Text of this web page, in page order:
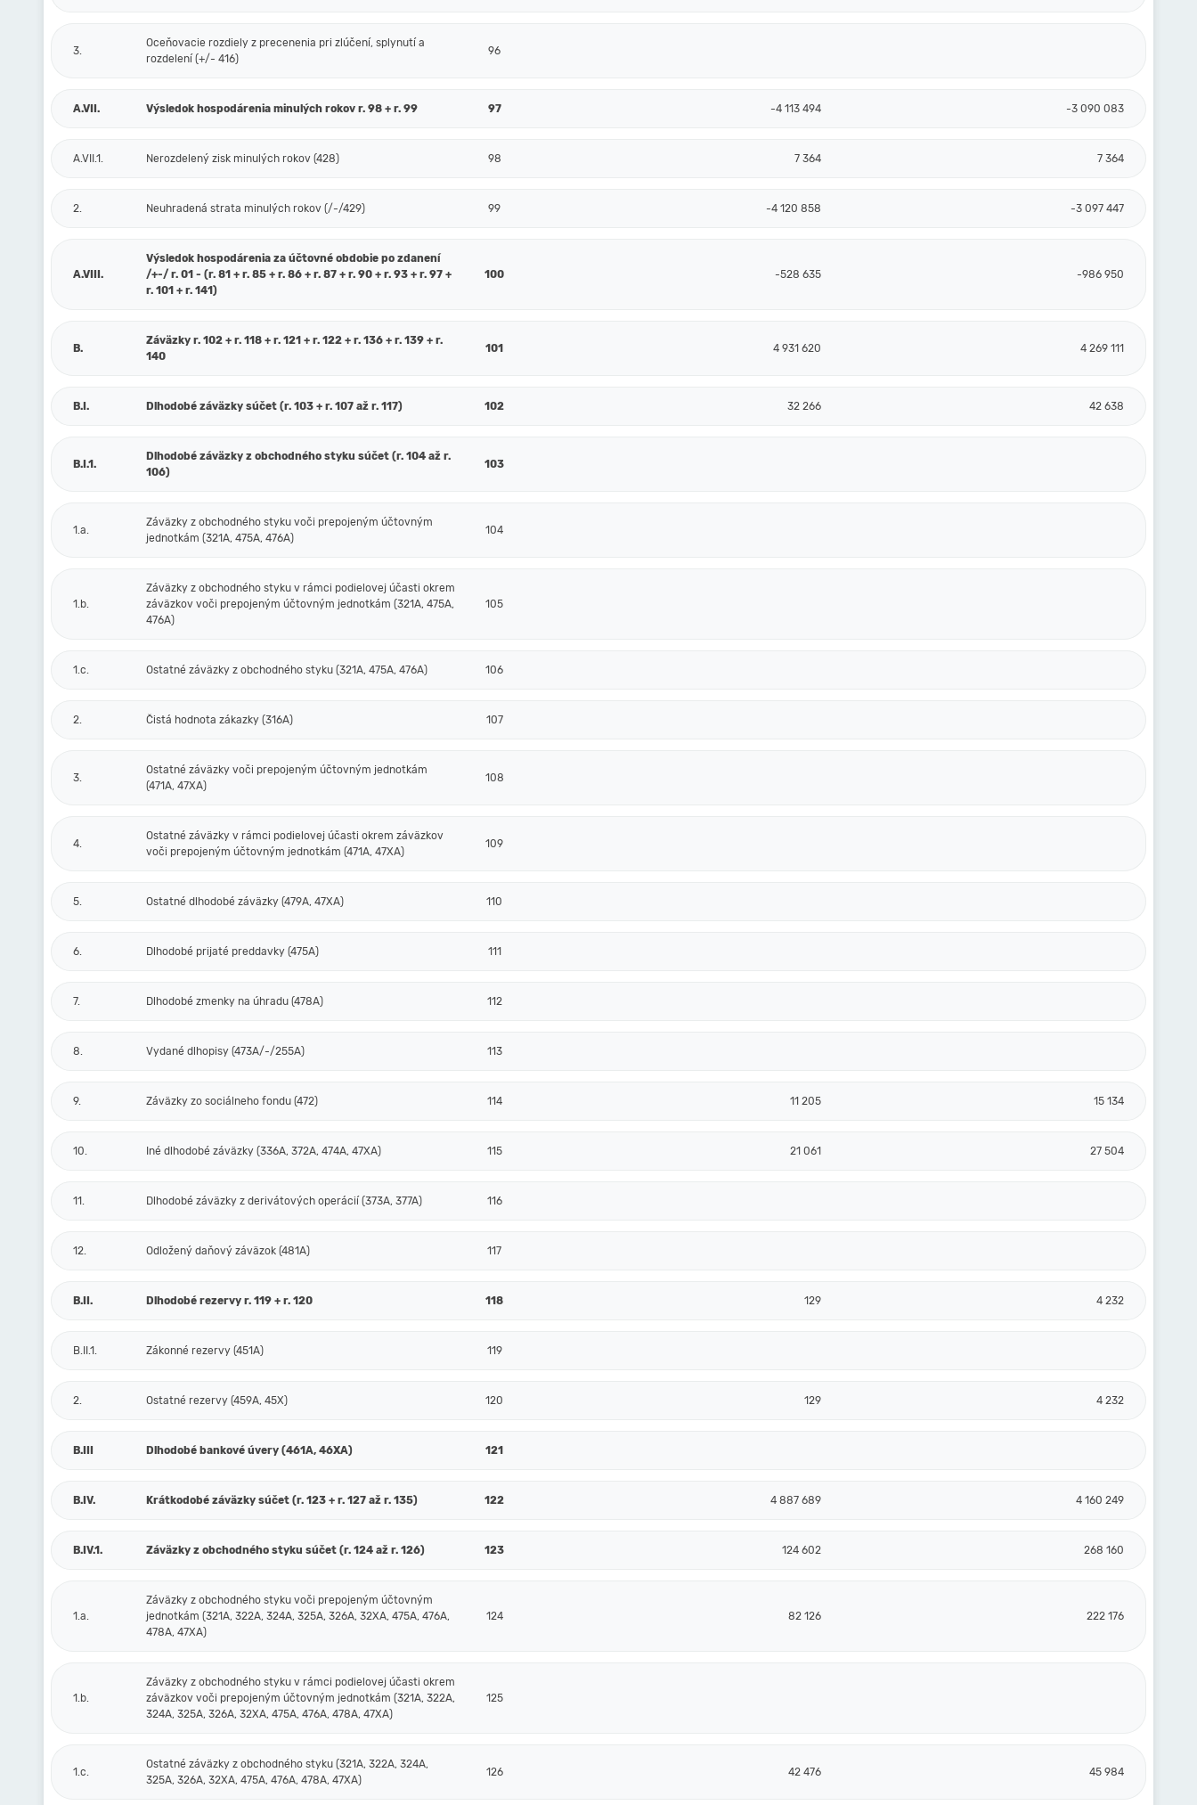
3.
Oceňovacie rozdiely z precenenia pri zlúčení, splynutí a
rozdelení (+/- 416)
96
A.VII. Výsledok hospodárenia minulých rokov r. 98 + r. 99 97 -4 113 494 -3 090 083
A.VII.1. Nerozdelený zisk minulých rokov (428) 98 7 364 7 364
2. Neuhradená strata minulých rokov (/-/429) 99 -4 120 858 -3 097 447
A.VIII.
Výsledok hospodárenia za účtovné obdobie po zdanení
/+-/ r. 01 - (r. 81 + r. 85 + r. 86 + r. 87 + r. 90 + r. 93 + r. 97 +
r. 101 + r. 141)
100 -528 635 -986 950
B.
Záväzky r. 102 + r. 118 + r. 121 + r. 122 + r. 136 + r. 139 + r.
140
101 4 931 620 4 269 111
B.I. Dlhodobé záväzky súčet (r. 103 + r. 107 až r. 117) 102 32 266 42 638
B.I.1.
Dlhodobé záväzky z obchodného styku súčet (r. 104 až r.
106)
103
1.a.
Záväzky z obchodného styku voči prepojeným účtovným
jednotkám (321A, 475A, 476A)
104
1.b.
Záväzky z obchodného styku v rámci podielovej účasti okrem
záväzkov voči prepojeným účtovným jednotkám (321A, 475A,
476A)
105
1.c. Ostatné záväzky z obchodného styku (321A, 475A, 476A) 106
2. Čistá hodnota zákazky (316A) 107
3.
Ostatné záväzky voči prepojeným účtovným jednotkám
(471A, 47XA)
108
4.
Ostatné záväzky v rámci podielovej účasti okrem záväzkov
voči prepojeným účtovným jednotkám (471A, 47XA)
109
5. Ostatné dlhodobé záväzky (479A, 47XA) 110
6. Dlhodobé prijaté preddavky (475A) 111
7. Dlhodobé zmenky na úhradu (478A) 112
8. Vydané dlhopisy (473A/-/255A) 113
9. Záväzky zo sociálneho fondu (472) 114 11 205 15 134
10. Iné dlhodobé záväzky (336A, 372A, 474A, 47XA) 115 21 061 27 504
11. Dlhodobé záväzky z derivátových operácií (373A, 377A) 116
12. Odložený daňový záväzok (481A) 117
B.II. Dlhodobé rezervy r. 119 + r. 120 118 129 4 232
B.II.1. Zákonné rezervy (451A) 119
2. Ostatné rezervy (459A, 45X) 120 129 4 232
B.III Dlhodobé bankové úvery (461A, 46XA) 121
B.IV. Krátkodobé záväzky súčet (r. 123 + r. 127 až r. 135) 122 4 887 689 4 160 249
B.IV.1. Záväzky z obchodného styku súčet (r. 124 až r. 126) 123 124 602 268 160
1.a.
Záväzky z obchodného styku voči prepojeným účtovným
jednotkám (321A, 322A, 324A, 325A, 326A, 32XA, 475A, 476A,
478A, 47XA)
124 82 126 222 176
1.b.
Záväzky z obchodného styku v rámci podielovej účasti okrem
záväzkov voči prepojeným účtovným jednotkám (321A, 322A,
324A, 325A, 326A, 32XA, 475A, 476A, 478A, 47XA)
125
1.c.
Ostatné záväzky z obchodného styku (321A, 322A, 324A,
325A, 326A, 32XA, 475A, 476A, 478A, 47XA)
126 42 476 45 984